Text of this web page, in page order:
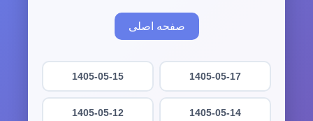
صفحه اصلی
1405-05-17
1405-05-15
1405-05-14
1405-05-12